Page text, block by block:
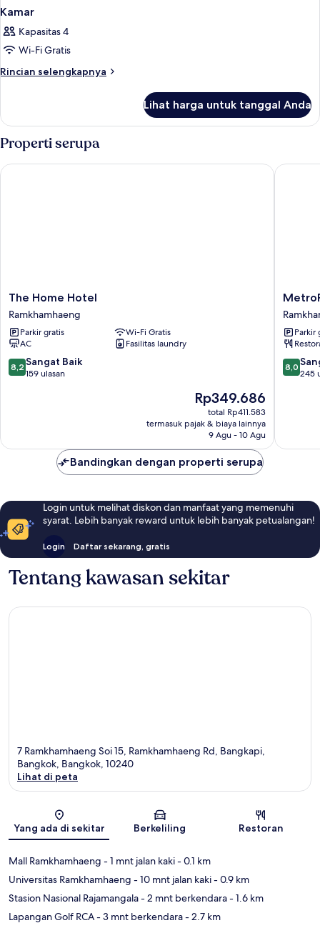
Kamar
Kapasitas 4
Wi-Fi Gratis
Rincian selengkapnya
Rincian
Kamar
Lihat harga untuk tanggal Anda
Properti serupa
The
Home
Hotel
Ramkhamhaeng
The Home Hotel
Ramkhamhaeng
Parkir gratis
Wi-Fi Gratis
AC
Fasilitas laundry
8.2
dari
8,2 Sangat Baik
159 ulasan
Harga
sekarang
Rp349.686
Rp349.686
total Rp411.583
termasuk pajak & biaya lainnya
9 Agu - 10 Agu
The Home Hotel
Parkir
8.0
dari
8,0
245
Bandingkan dengan properti serupa
Login untuk melihat diskon dan manfaat yang memenuhi
syarat. Lebih banyak reward untuk lebih banyak petualangan!
Login Daftar sekarang, gratis
Tentang kawasan sekitar
7 Ramkhamhaeng Soi 15, Ramkhamhaeng Rd, Bangkapi,
Bangkok, Bangkok, 10240
Lihat di peta
Yang ada di sekitar Berkeliling Restoran
Mall Ramkhamhaeng - 1 mnt jalan kaki- 0.1 km
Universitas Ramkhamhaeng - 10 mnt jalan kaki- 0.9 km
Stasion Nasional Rajamangala- 2 mnt berkendara- 1.6 km
Lapangan Golf RCA- 3 mnt berkendara- 2.7 km